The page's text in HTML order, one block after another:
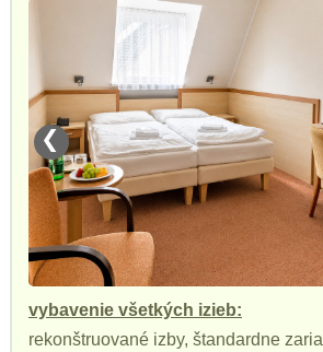
❮
vybavenie všetkých izieb:
rekonštruované izby, štandardne